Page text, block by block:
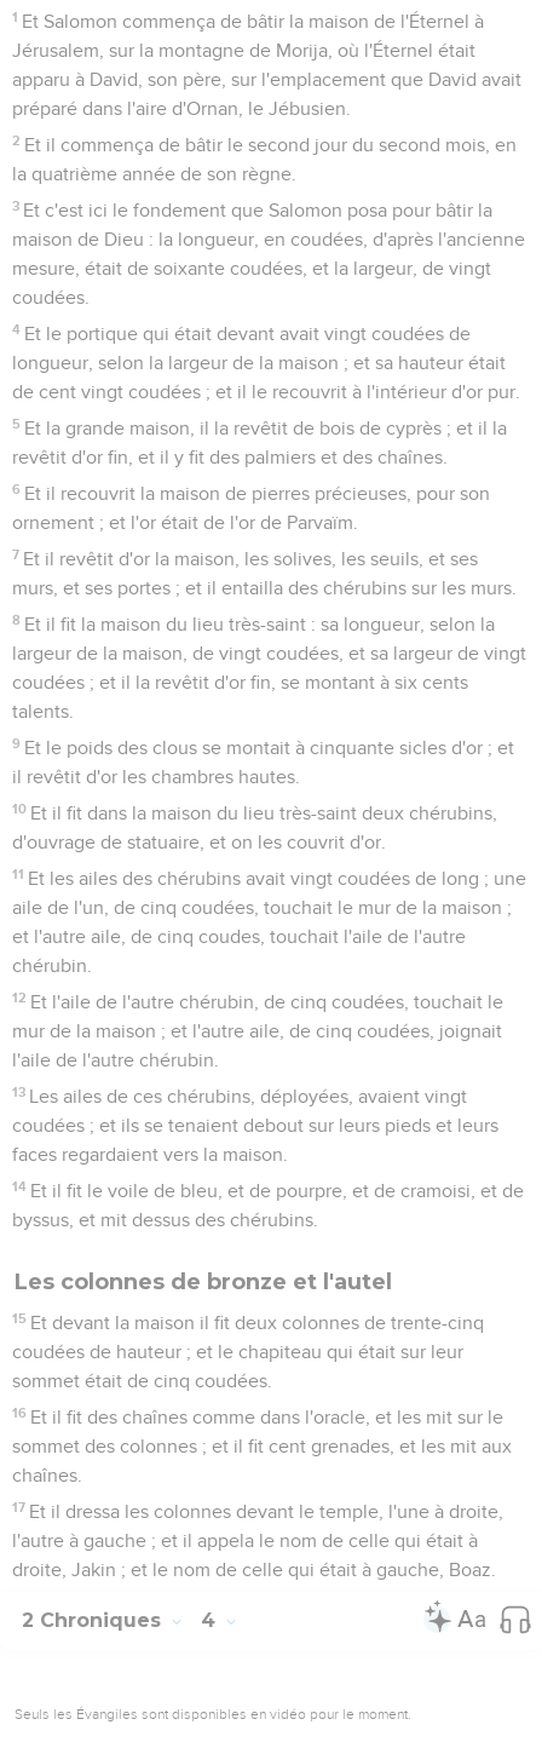
1 Et Salomon commença de bâtir la maison de l'Éternel à
Jérusalem, sur la montagne de Morija, où l'Éternel était
apparu à David, son père, sur l'emplacement que David avait
préparé dans l'aire d'Ornan, le Jébusien.
2 Et il commença de bâtir le second jour du second mois, en
la quatrième année de son règne.
3 Et c'est ici le fondement que Salomon posa pour bâtir la
maison de Dieu : la longueur, en coudées, d'après l'ancienne
mesure, était de soixante coudées, et la largeur, de vingt
coudées.
4 Et le portique qui était devant avait vingt coudées de
longueur, selon la largeur de la maison ; et sa hauteur était
de cent vingt coudées ; et il le recouvrit à l'intérieur d'or pur.
5 Et la grande maison, il la revêtit de bois de cyprès ; et il la
revêtit d'or fin, et il y fit des palmiers et des chaînes.
6 Et il recouvrit la maison de pierres précieuses, pour son
ornement ; et l'or était de l'or de Parvaïm.
7 Et il revêtit d'or la maison, les solives, les seuils, et ses
murs, et ses portes ; et il entailla des chérubins sur les murs.
8 Et il fit la maison du lieu très-saint : sa longueur, selon la
largeur de la maison, de vingt coudées, et sa largeur de vingt
coudées ; et il la revêtit d'or fin, se montant à six cents
talents.
9 Et le poids des clous se montait à cinquante sicles d'or ; et
il revêtit d'or les chambres hautes.
10 Et il fit dans la maison du lieu très-saint deux chérubins,
d'ouvrage de statuaire, et on les couvrit d'or.
11 Et les ailes des chérubins avait vingt coudées de long ; une
aile de l'un, de cinq coudées, touchait le mur de la maison ;
et l'autre aile, de cinq coudes, touchait l'aile de l'autre
chérubin.
12 Et l'aile de l'autre chérubin, de cinq coudées, touchait le
mur de la maison ; et l'autre aile, de cinq coudées, joignait
l'aile de l'autre chérubin.
13 Les ailes de ces chérubins, déployées, avaient vingt
coudées ; et ils se tenaient debout sur leurs pieds et leurs
faces regardaient vers la maison.
14 Et il fit le voile de bleu, et de pourpre, et de cramoisi, et de
byssus, et mit dessus des chérubins.
Les colonnes de bronze et l'autel
15 Et devant la maison il fit deux colonnes de trente-cinq
coudées de hauteur ; et le chapiteau qui était sur leur
sommet était de cinq coudées.
16 Et il fit des chaînes comme dans l'oracle, et les mit sur le
sommet des colonnes ; et il fit cent grenades, et les mit aux
chaînes.
17 Et il dressa les colonnes devant le temple, l'une à droite,
l'autre à gauche ; et il appela le nom de celle qui était à
droite, Jakin ; et le nom de celle qui était à gauche, Boaz.
2 Chroniques 4
Seuls les Évangiles sont disponibles en vidéo pour le moment.